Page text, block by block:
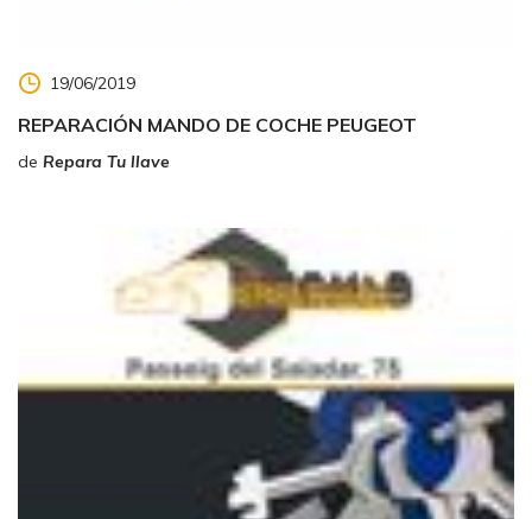
19/06/2019
REPARACIÓN MANDO DE COCHE PEUGEOT
de Repara Tu llave